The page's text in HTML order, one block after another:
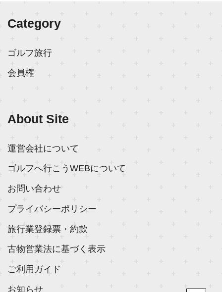
Category
ゴルフ旅行
会員権
About Site
運営会社について
ゴルフへ行こうWEBについて
お問い合わせ
プライバシーポリシー
旅行業登録票・約款
古物営業法に基づく表示
ご利用ガイド
お知らせ